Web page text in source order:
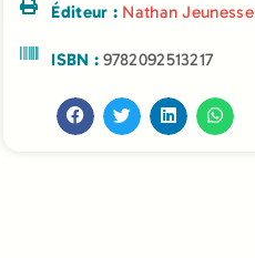
Éditeur : Nathan Jeunesse
ISBN :9782092513217